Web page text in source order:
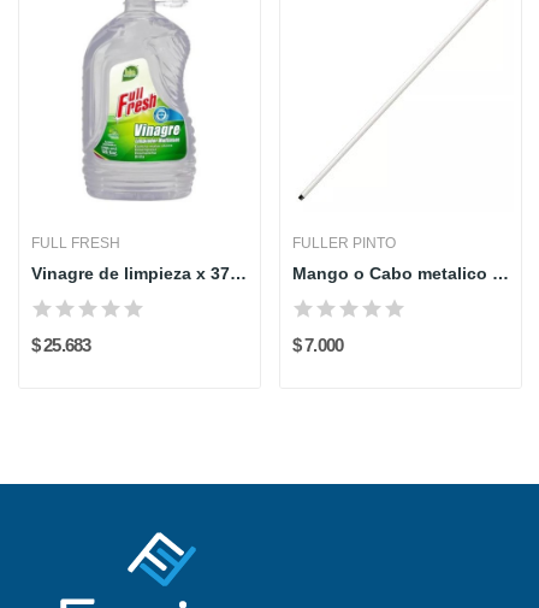
FULL FRESH
Vinagre de limpieza x 3785 ml full fresh
$ 25.683
FULLER PINTO
Mango o Cabo metalico - Blanco- 120 cm - FULLER...
$ 7.000